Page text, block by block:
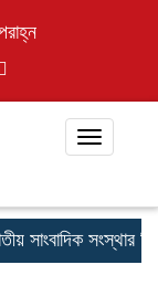
Toggle
সংস্থার